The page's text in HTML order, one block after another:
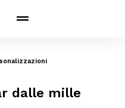
dalle mille